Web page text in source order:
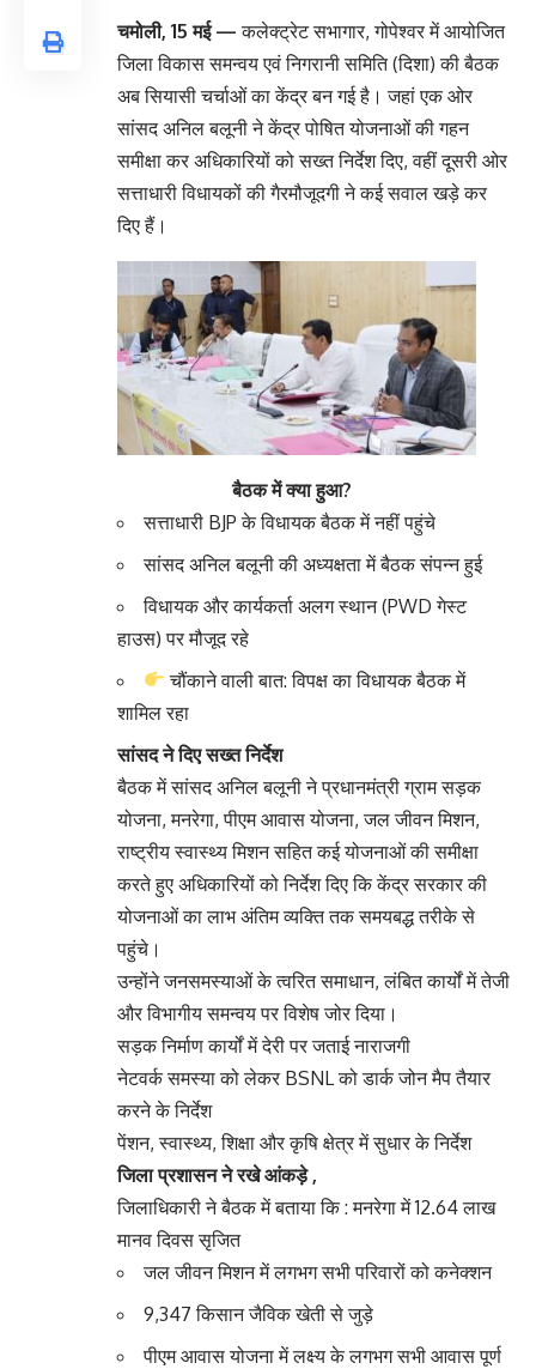
चमोली, 15 मई —कलेक्ट्रेट सभागार, गोपेश्वर में आयोजित
जिला विकास समन्वय एवं निगरानी समिति (दिशा) की बैठक
अब सियासी चर्चाओं का केंद्र बन गई है। जहां एक ओर
सांसद अनिल बलूनी ने केंद्र पोषित योजनाओं की गहन
समीक्षा कर अधिकारियों को सख्त निर्देश दिए, वहीं दूसरी ओर
सत्ताधारी विधायकों की गैरमौजूदगी ने कई सवाल खड़े कर
दिए हैं।
बैठक में क्या हुआ?
सत्ताधारी BJP के विधायक बैठक में नहीं पहुंचे
सांसद अनिल बलूनी की अध्यक्षता में बैठक संपन्न हुई
विधायक और कार्यकर्ता अलग स्थान (PWD गेस्ट
हाउस) पर मौजूद रहे
चौंकाने वाली बात: विपक्ष का विधायक बैठक में
शामिल रहा
सांसद ने दिए सख्त निर्देश
बैठक में सांसद अनिल बलूनी ने प्रधानमंत्री ग्राम सड़क
योजना, मनरेगा, पीएम आवास योजना, जल जीवन मिशन,
राष्ट्रीय स्वास्थ्य मिशन सहित कई योजनाओं की समीक्षा
करते हुए अधिकारियों को निर्देश दिए कि केंद्र सरकार की
योजनाओं का लाभ अंतिम व्यक्ति तक समयबद्ध तरीके से
पहुंचे।
उन्होंने जनसमस्याओं के त्वरित समाधान, लंबित कार्यों में तेजी
और विभागीय समन्वय पर विशेष जोर दिया।
सड़क निर्माण कार्यों में देरी पर जताई नाराजगी
नेटवर्क समस्या को लेकर BSNL को डार्क जोन मैप तैयार
करने के निर्देश
पेंशन, स्वास्थ्य, शिक्षा और कृषि क्षेत्र में सुधार के निर्देश
जिला प्रशासन ने रखे आंकड़े ,
जिलाधिकारी ने बैठक में बताया कि : मनरेगा में 12.64 लाख
मानव दिवस सृजित
जल जीवन मिशन में लगभग सभी परिवारों को कनेक्शन
9,347 किसान जैविक खेती से जुड़े
पीएम आवास योजना में लक्ष्य के लगभग सभी आवास पूर्ण